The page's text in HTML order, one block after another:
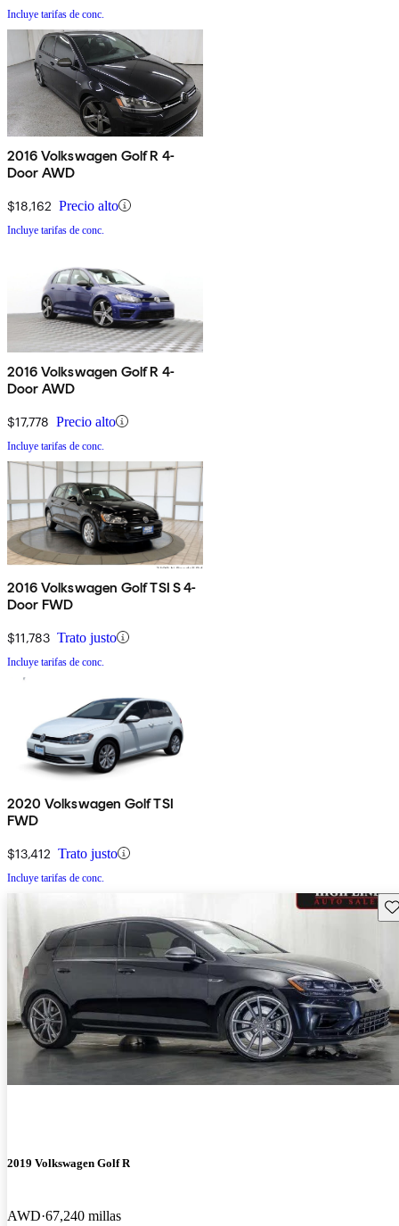
Incluye tarifas de conc.
2016 Volkswagen Golf R 4-
Door AWD
$18,162 Precio alto
Incluye tarifas de conc.
2016 Volkswagen Golf R 4-
Door AWD
$17,778 Precio alto
Incluye tarifas de conc.
2016 Volkswagen Golf TSI S 4-
Door FWD
$11,783 Trato justo
Incluye tarifas de conc.
2020 Volkswagen Golf TSI
FWD
$13,412 Trato justo
Incluye tarifas de conc.
2019 Volkswagen Golf R
AWD 67,240 millas